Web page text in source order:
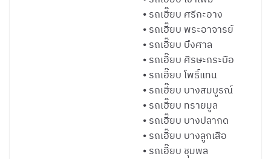
⦁ รถเฮี๊ยบ ศรีกะอาง
⦁ รถเฮี๊ยบ พระอาจารย์
⦁ รถเฮี๊ยบ บึงศาล
⦁ รถเฮี๊ยบ ศีรษะกระบือ
⦁ รถเฮี๊ยบ โพธิ์แทน
⦁ รถเฮี๊ยบ บางสมบูรณ์
⦁ รถเฮี๊ยบ ทรายมูล
⦁ รถเฮี๊ยบ บางปลากด
⦁ รถเฮี๊ยบ บางลูกเสือ
⦁ รถเฮี๊ยบ ชุมพล